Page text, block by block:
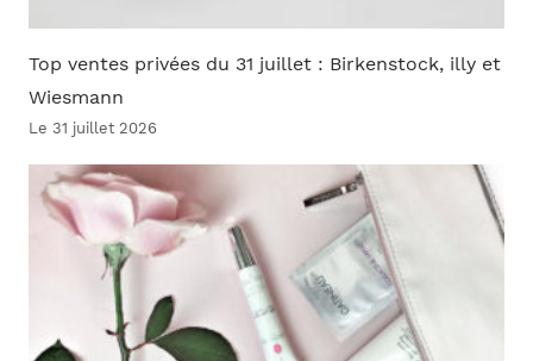
Top ventes privées du 31 juillet : Birkenstock, illy et
Wiesmann
Le 31 juillet 2026